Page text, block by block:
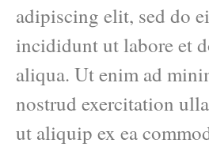
adipiscing elit, sed do
incididunt ut labore et
aliqua. Ut enim ad
nostrud exercitation
ut aliquip ex ea